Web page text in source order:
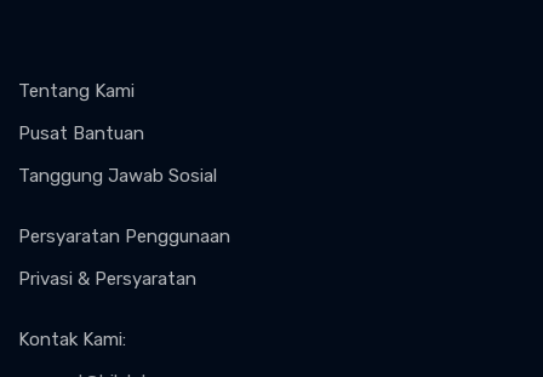
Tentang Kami
Pusat Bantuan
Tanggung Jawab Sosial
Persyaratan Penggunaan
Privasi & Persyaratan
Kontak Kami: